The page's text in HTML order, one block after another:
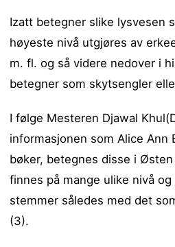
Izatt betegner slike lysvesen
høyeste nivå utgjøres av
m. fl. og så videre nedover i
betegner som skytsengler
I følge Mesteren Djawal
informasjonen som Alice Ann
bøker, betegnes disse i Østen
finnes på mange ulike nivå
stemmer således med det
(3).